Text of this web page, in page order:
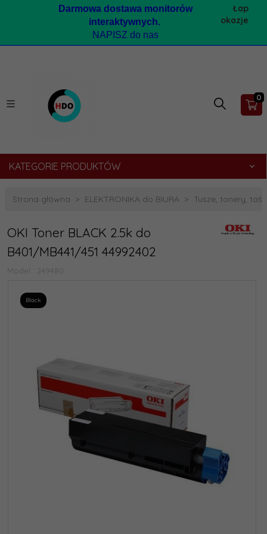
Darmowa dostawa monitorów
interaktywnych.
NAPISZ do nas
Łap
okazje
0
KATEGORIE PRODUKTÓW
Strona główna ELEKTRONIKA do BIURA Tusze, tonery,
OKI Toner BLACK 2.5k do
B401/MB441/451 44992402
Model: 249480
Black